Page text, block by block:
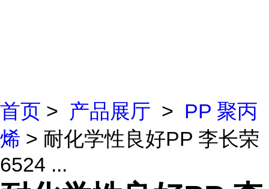
首页 > 产品展厅 > PP 聚丙
烯 > 耐化学性良好PP 李长荣
6524 ...